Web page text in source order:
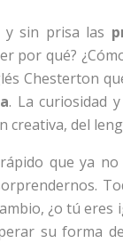
y sin prisa las
por qué?
Chesterton
. La curiosidad
creativa, del
que ya
¿o tú eres
su forma